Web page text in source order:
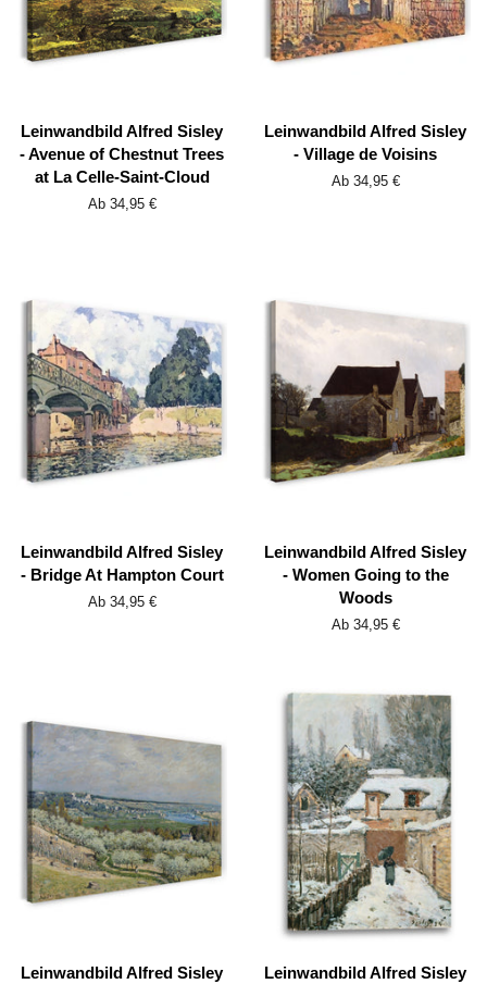
Leinwandbild Alfred Sisley
- Avenue of Chestnut Trees
at La Celle-Saint-Cloud
Ab 34,95 €
Leinwandbild Alfred Sisley
- Village de Voisins
Ab 34,95 €
Leinwandbild Alfred Sisley
- Bridge At Hampton Court
Ab 34,95 €
Leinwandbild Alfred Sisley
- Women Going to the
Woods
Ab 34,95 €
Leinwandbild Alfred Sisley
Leinwandbild Alfred Sisley